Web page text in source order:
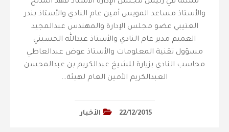
ممثلة في رئيس مجلس الإدارة الأستاذ فهد المدلج
والأستاذ مساعد المويس أمين عام النادي والأستاذ بندر
العتيبي عضو مجلس الإدارة والمهندس عبدالمجيد
العميم مدير عام النادي والأستاذ عبدالله الحسيني
مسؤول تقنية المعلومات والأستاذ عوض عبدالعاطي
محاسب النادي بزيارة للشيخ عبدالكريم بن عبدالمحسن
العبدالكريم الأمين العام لهيئة…
22/12/2015 الأخبار